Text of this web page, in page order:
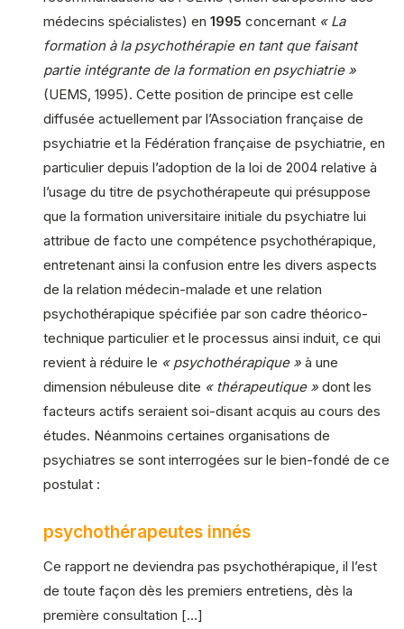
médecins spécialistes) en 1995 concernant « La
formation à la psychothérapie en tant que faisant
partie intégrante de la formation en psychiatrie »
(UEMS, 1995). Cette position de principe est celle
diffusée actuellement par l’Association française de
psychiatrie et la Fédération française de psychiatrie, en
particulier depuis l’adoption de la loi de 2004 relative à
l’usage du titre de psychothérapeute qui présuppose
que la formation universitaire initiale du psychiatre lui
attribue de facto une compétence psychothérapique,
entretenant ainsi la confusion entre les divers aspects
de la relation médecin-malade et une relation
psychothérapique spécifiée par son cadre théorico-
technique particulier et le processus ainsi induit, ce qui
revient à réduire le « psychothérapique » à une
dimension nébuleuse dite « thérapeutique » dont les
facteurs actifs seraient soi-disant acquis au cours des
études. Néanmoins certaines organisations de
psychiatres se sont interrogées sur le bien-fondé de ce
postulat :
psychothérapeutes innés
Ce rapport ne deviendra pas psychothérapique, il l’est
de toute façon dès les premiers entretiens, dès la
première consultation […]